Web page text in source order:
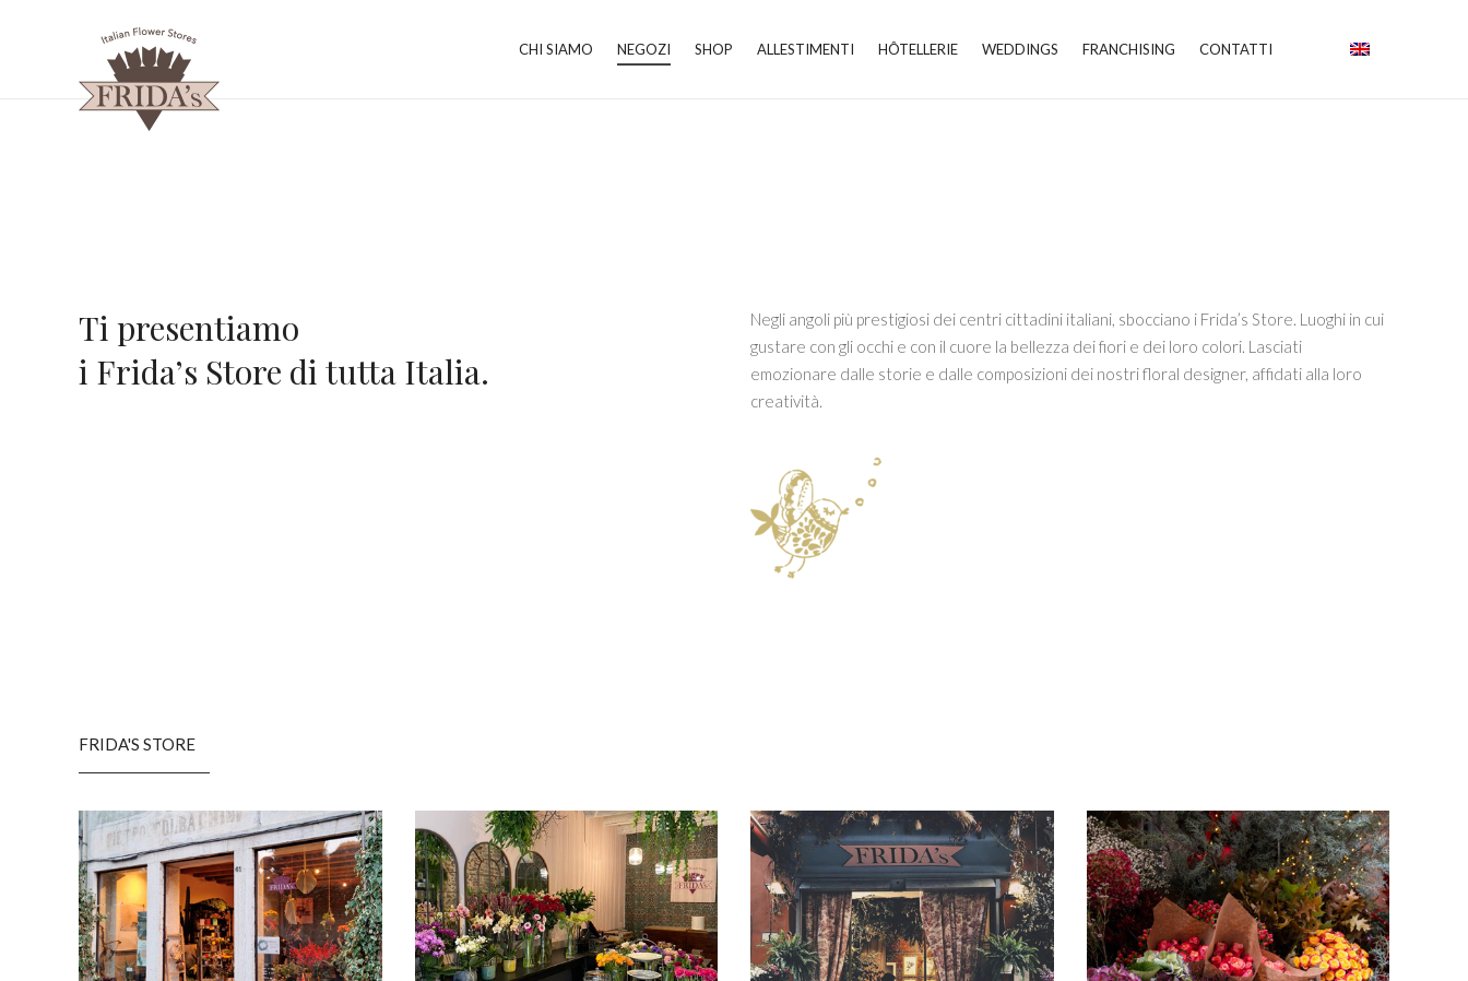
CHI SIAMO NEGOZI SHOP ALLESTIMENTI HÔTELLERIE WEDDINGS FRANCHISING CONTATTI
Ti presentiamo
i Frida’s Store di tutta Italia.
Negli angoli più prestigiosi dei centri cittadini italiani, sbocciano i Frida’s Store. Luoghi in cui
gustare con gli occhi e con il cuore la bellezza dei fiori e dei loro colori. Lasciati
emozionare dalle storie e dalle composizioni dei nostri floral designer, affidati alla loro
creatività.
FRIDA'S STORE